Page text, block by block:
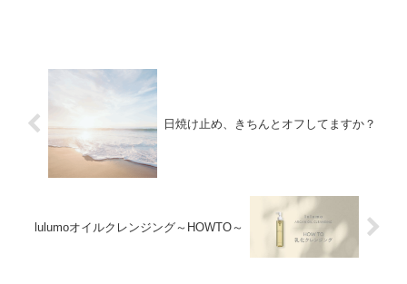
日焼け止め、きちんとオフしてますか？
lulumoオイルクレンジング～HOWTO～